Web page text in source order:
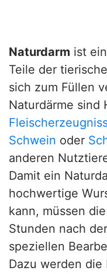
Naturdarm ist
Teile der
sich zum Füllen
Naturdärme sind
Schwein oder
anderen
Damit ein
hochwertige
kann, müssen
Stunden nach
speziellen
Dazu werden die